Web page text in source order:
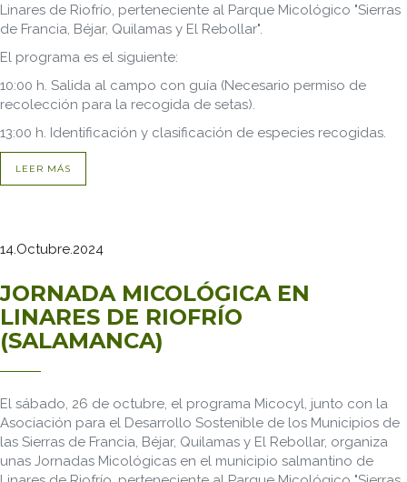
Linares de Riofrío, perteneciente al Parque Micológico "Sierras
de Francia, Béjar, Quilamas y El Rebollar".
El programa es el siguiente:
10:00 h. Salida al campo con guía (Necesario permiso de
recolección para la recogida de setas).
13:00 h. Identificación y clasificación de especies recogidas.
LEER MÁS
14.Octubre.2024
JORNADA MICOLÓGICA EN
LINARES DE RIOFRÍO
(SALAMANCA)
El sábado, 26 de octubre, el programa Micocyl, junto con la
Asociación para el Desarrollo Sostenible de los Municipios de
las Sierras de Francia, Béjar, Quilamas y El Rebollar, organiza
unas Jornadas Micológicas en el municipio salmantino de